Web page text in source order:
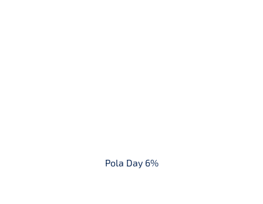
Pola Day 6%